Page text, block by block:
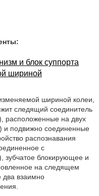
и блок суппорта
шириной
шириной колеи,
следящий соединитель
расположенные на двух
и подвижно соединенные
распознавания
с
зубчатое блокирующее и
на следящем
взаимно